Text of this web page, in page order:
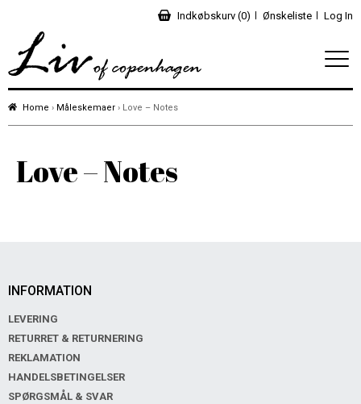
Indkøbskurv (0) Ønskeliste Log In
Home › Måleskemaer › Love – Notes
Love – Notes
INFORMATION
LEVERING
RETURRET & RETURNERING
REKLAMATION
HANDELSBETINGELSER
SPØRGSMÅL & SVAR